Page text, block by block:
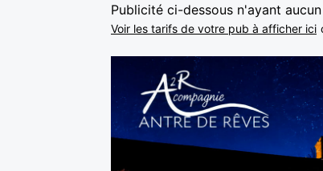
Publicité ci-dessous n'ayant
Voir les tarifs de votre pub à afficher ici